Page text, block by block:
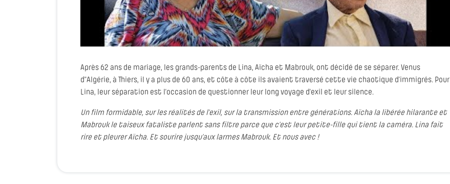
Après 62 ans de mariage, les grands-parents de Lina, Aïcha et Mabrouk, ont décidé de se séparer. Venus
d’’Algérie, à Thiers, il y a plus de 60 ans, et côte à côte ils avaient traversé cette vie chaotique d’immigrés. Pour
Lina, leur séparation est l’occasion de questionner leur long voyage d’exil et leur silence.
Un film formidable, sur les réalités de l’exil, sur la transmission entre générations. Aïcha la libérée hilarante et
Mabrouk le taiseux fataliste parlent sans filtre parce que c’est leur petite-fille qui tient la caméra. Lina fait
rire et pleurer Aïcha. Et sourire jusqu’aux larmes Mabrouk. Et nous avec !